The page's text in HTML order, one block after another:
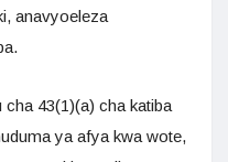
anavyoeleza
cha 43(1)(a) cha katiba
ya afya kwa wote,